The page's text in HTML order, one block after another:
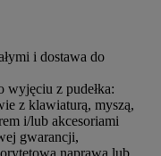
i dostawa do
wyjęciu z pudełka:
z klawiaturą, myszą,
i/lub akcesoriami
gwarancji,